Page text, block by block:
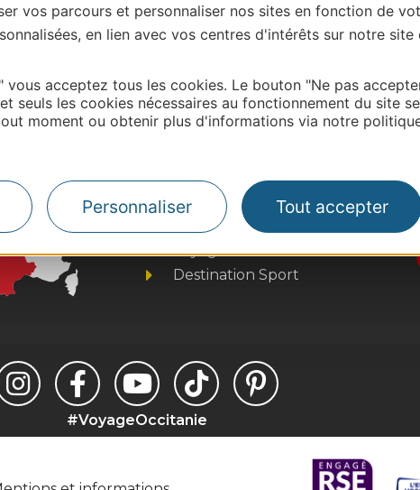
vos parcours et personnaliser nos sites en fonction de
en lien avec vos centres d'intérêts sur notre site
vous acceptez tous les cookies. Le bouton "Ne pas
seuls les cookies nécessaires au fonctionnement du site
moment ou obtenir plus d'informations via notre
Personnaliser Tout accepter
Leaflet| Map data ©OpenStreetMap contributors
cette activité?
Tourisme
Business/Mice
Pros d'Occitanie
Site presse et d'influence
Voyagistes
Destination Sport
#VoyageOccitanie